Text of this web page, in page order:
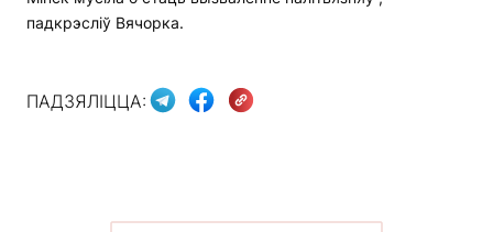
падкрэсліў Вячорка.
ПАДЗЯЛІЦЦА: